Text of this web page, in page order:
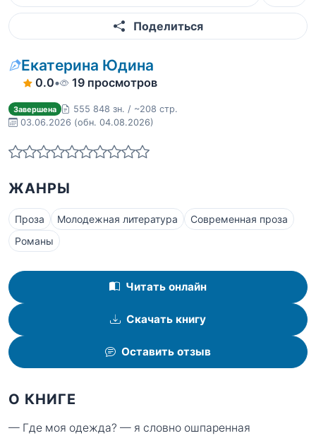
Поделиться
Екатерина Юдина
0.0• 19 просмотров
Завершена
555 848 зн. / ~208 стр.
03.06.2026 (обн. 04.08.2026)
ЖАНРЫ
Проза Молодежная литература
Современная проза
Романы
Читать онлайн
Скачать книгу
Оставить отзыв
О КНИГЕ
— Где моя одежда? — я словно ошпаренная